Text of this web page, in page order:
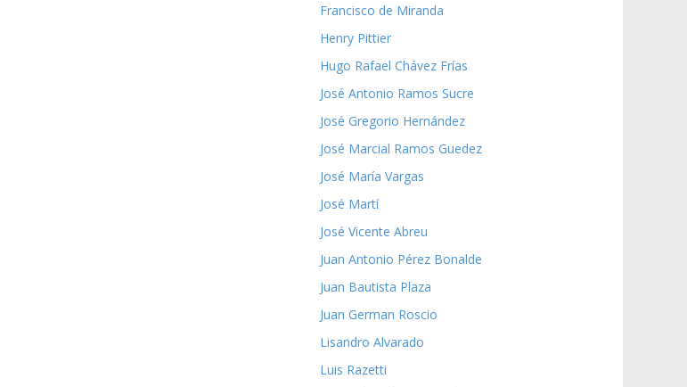
Francisco de Miranda
Henry Pittier
Hugo Rafael Chávez Frías
José Antonio Ramos Sucre
José Gregorio Hernández
José Marcial Ramos Guedez
José María Vargas
José Martí
José Vicente Abreu
Juan Antonio Pérez Bonalde
Juan Bautista Plaza
Juan German Roscio
Lisandro Alvarado
Luis Razetti